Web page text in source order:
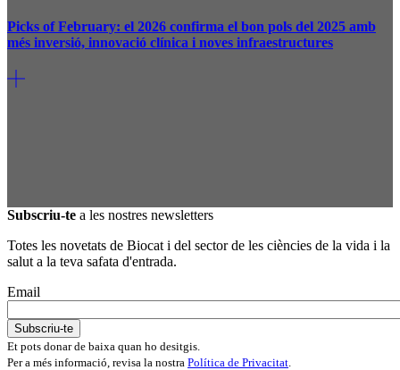
Picks of February: el 2026 confirma el bon pols del 2025 amb
més inversió, innovació clínica i noves infraestructures
Subscriu-te a les nostres newsletters
Totes les novetats de Biocat i del sector de les ciències de la vida i la
salut a la teva safata d'entrada.
Email
Et pots donar de baixa quan ho desitgis.
Per a més informació, revisa la nostra Política de Privacitat